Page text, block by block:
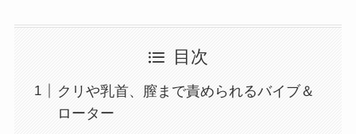
目次
クリや乳首、膣まで責められるバイブ＆
ローター